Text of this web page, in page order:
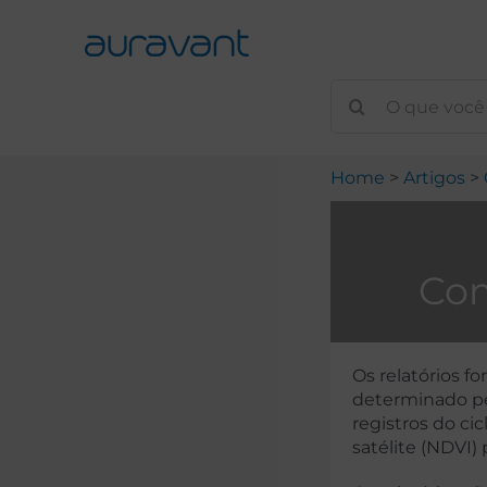
Home Artigos
Os relatórios
determinado
registros do
satélite (NDVI)